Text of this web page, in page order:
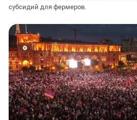
Северная Осетия - Алания
Ставропольский край
Чечня
Южная Осетия
Южный Кавказ
ЮФО
субсидий для фермеров.